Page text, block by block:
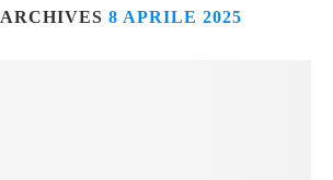
8 APRILE 2025